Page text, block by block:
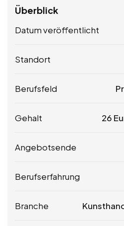
Überblick
Datum veröffentlicht
Standort
Berufsfeld
Gehalt 26
Angebotsende
Berufserfahrung
Branche